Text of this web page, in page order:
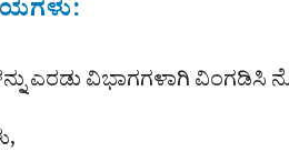
ಎರಡು ವಿಭಾಗಗಳಾಗಿ ವಿಂಗಡಿಸಿ